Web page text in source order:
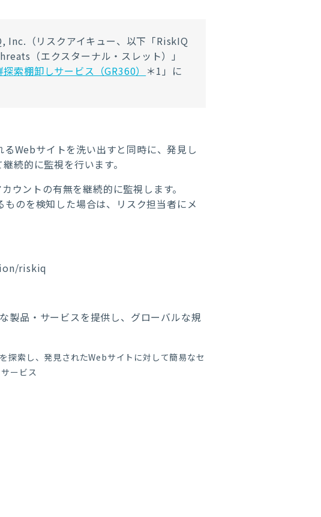
Inc.（リスクアイキュー、以下「RiskIQ
（エクスターナル・スレット）」
索棚卸しサービス（GR360） ＊1 」に
Webサイトを洗い出すと同時に、発見し
続的に監視を行います。
ウントの有無を継続的に監視します。
のを検知した場合は、リスク担当者にメ
riskiq
製品・サービスを提供し、グローバルな規
索し、発見されたWebサイトに対して簡易なセ
ービス